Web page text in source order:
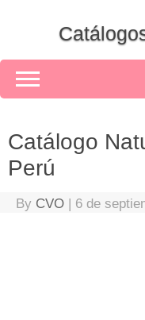
Catálogo
Perú
By CVO | 6 de